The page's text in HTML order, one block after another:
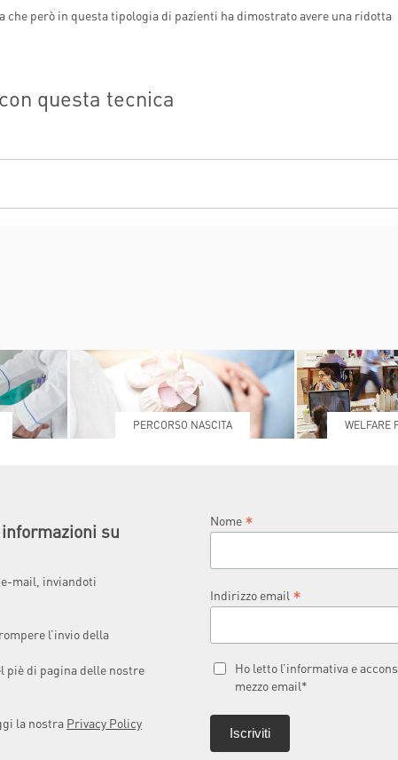
che però in questa tipologia di pazienti ha dimostrato avere una ridotta
questa tecnica
PERCORSO NASCITA WELFARE
su
mail, inviandoti
l’invio della
piè di pagina delle nostre
la nostra Privacy Policy
Nome *
Indirizzo email *
Ho letto l’informativa e
mezzo email*